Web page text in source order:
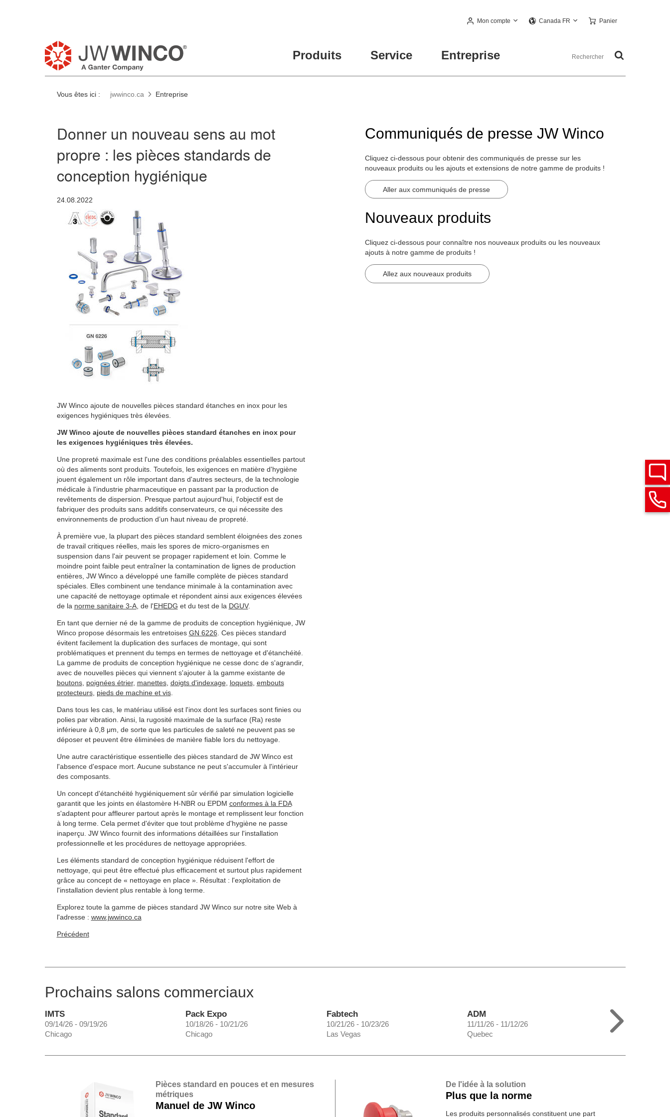
Mon compte Canada FR Panier
Produits Service Entreprise
Vous êtes ici : jwwinco.ca Entreprise
Donner un nouveau sens au mot
propre : les pièces standards de
conception hygiénique
24.08.2022
JW Winco ajoute de nouvelles pièces standard étanches en inox pour les
exigences hygiéniques très élevées.
JW Winco ajoute de nouvelles pièces standard étanches en inox pour
les exigences hygiéniques très élevées.
Une propreté maximale est l'une des conditions préalables essentielles partout
où des aliments sont produits. Toutefois, les exigences en matière d'hygiène
jouent également un rôle important dans d'autres secteurs, de la technologie
médicale à l'industrie pharmaceutique en passant par la production de
revêtements de dispersion. Presque partout aujourd'hui, l'objectif est de
fabriquer des produits sans additifs conservateurs, ce qui nécessite des
environnements de production d’un haut niveau de propreté.
À première vue, la plupart des pièces standard semblent éloignées des zones
de travail critiques réelles, mais les spores de micro-organismes en
suspension dans l'air peuvent se propager rapidement et loin. Comme le
moindre point faible peut entraîner la contamination de lignes de production
entières, JW Winco a développé une famille complète de pièces standard
spéciales. Elles combinent une tendance minimale à la contamination avec
une capacité de nettoyage optimale et répondent ainsi aux exigences élevées
de la norme sanitaire 3-A, de l'EHEDG et du test de la DGUV.
En tant que dernier né de la gamme de produits de conception hygiénique, JW
Winco propose désormais les entretoises GN 6226 . Ces pièces standard
évitent facilement la duplication des surfaces de montage, qui sont
problématiques et prennent du temps en termes de nettoyage et d'étanchéité.
La gamme de produits de conception hygiénique ne cesse donc de s'agrandir,
avec de nouvelles pièces qui viennent s'ajouter à la gamme existante de
boutons, poignées étrier, manettes, doigts d'indexage, loquets, embouts
protecteurs, pieds de machine et vis.
Dans tous les cas, le matériau utilisé est l'inox dont les surfaces sont finies ou
polies par vibration. Ainsi, la rugosité maximale de la surface (Ra) reste
inférieure à 0,8 μm, de sorte que les particules de saleté ne peuvent pas se
déposer et peuvent être éliminées de manière fiable lors du nettoyage.
Une autre caractéristique essentielle des pièces standard de JW Winco est
l'absence d'espace mort. Aucune substance ne peut s'accumuler à l'intérieur
des composants.
Un concept d'étanchéité hygiéniquement sûr vérifié par simulation logicielle
garantit que les joints en élastomère H-NBR ou EPDM conformes à la FDA
s'adaptent pour affleurer partout après le montage et remplissent leur fonction
à long terme. Cela permet d'éviter que tout problème d'hygiène ne passe
inaperçu. JW Winco fournit des informations détaillées sur l'installation
professionnelle et les procédures de nettoyage appropriées.
Les éléments standard de conception hygiénique réduisent l'effort de
nettoyage, qui peut être effectué plus efficacement et surtout plus rapidement
grâce au concept de « nettoyage en place ». Résultat : l'exploitation de
l'installation devient plus rentable à long terme.
Explorez toute la gamme de pièces standard JW Winco sur notre site Web à
l'adresse : www.jwwinco.ca
Précédent
Communiqués de presse JW Winco
Cliquez ci-dessous pour obtenir des communiqués de presse sur les
nouveaux produits ou les ajouts et extensions de notre gamme de produits !
Aller aux communiqués de presse
Nouveaux produits
Cliquez ci-dessous pour connaître nos nouveaux produits ou les nouveaux
ajouts à notre gamme de produits !
Allez aux nouveaux produits
Prochains salons commerciaux
IMTS
09/14/26 - 09/19/26
Chicago
Pack Expo
10/18/26 - 10/21/26
Chicago
Fabtech
10/21/26 - 10/23/26
Las Vegas
ADM
11/11/26 - 11/12/26
Quebec
Pièces standard en pouces et en mesures
métriques
Manuel de JW Winco
De l'idée à la solution
Plus que la norme
Les produits personnalisés constituent une part